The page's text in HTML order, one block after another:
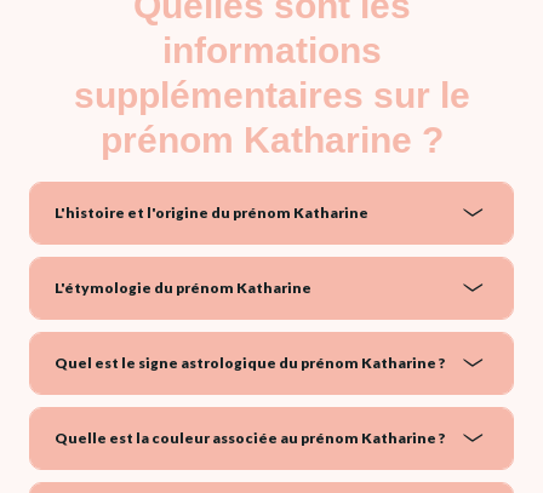
informations
supplémentaires sur le
prénom Katharine ?
L'histoire et l'origine du prénom Katharine
L'étymologie du prénom Katharine
Quel est le signe astrologique du prénom Katharine ?
Quelle est la couleur associée au prénom Katharine ?